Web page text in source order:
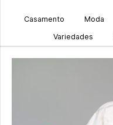
Casamento Moda
Variedades